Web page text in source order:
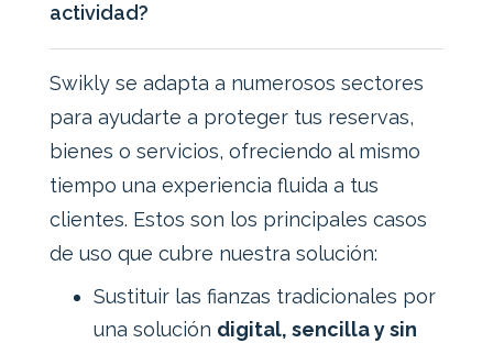
actividad?
Swikly se adapta a numerosos sectores
para ayudarte a proteger tus reservas,
bienes o servicios, ofreciendo al mismo
tiempo una experiencia fluida a tus
clientes. Estos son los principales casos
de uso que cubre nuestra solución:
Sustituir las fianzas tradicionales por
una solución digital, sencilla y sin